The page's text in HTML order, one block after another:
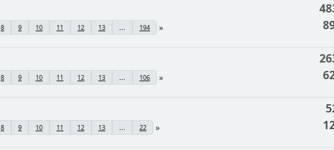
8 9 10 11 12 13 ... 194
8 9 10 11 12 13 ... 106
8 9 10 11 12 13 ... 22